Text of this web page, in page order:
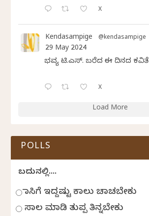
X
Kendasampige @kendasampige
29 May 2024
ಭವ್ಯ ಟಿ.ಎಸ್. ಬರೆದ ಈ ದಿನದ ಕವಿತೆ
X
Load More
POLLS
ಬದುಕಿನಲ್ಲಿ....
ಹಾಸಿಗೆ ಇದ್ದಷ್ಟು ಕಾಲು ಚಾಚಬೇಕು
ಸಾಲ ಮಾಡಿ ತುಪ್ಪ ತಿನ್ನಬೇಕು